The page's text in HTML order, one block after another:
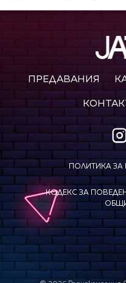
ПРЕДАВАНИЯ
ПОЛИТИКА ЗА
КОДЕКС ЗА